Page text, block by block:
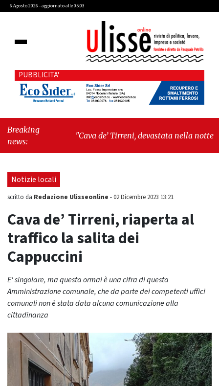
6 Agosto 2026 - aggiornato alle 05:03
PUBBLICITA'
Breaking
news:
"Cava de’ Tirreni, devastata nella notte la Villa
fragilità sociali e pressioni economiche"
Notizie locali
scritto da Redazione Ulisseonline -02 Dicembre 2023 13:21
Cava de’ Tirreni, riaperta al
traffico la salita dei
Cappuccini
E' singolare, ma questa ormai è una cifra di questa
Amministrazione comunale, che da parte dei competenti uffici
comunali non è stata data alcuna comunicazione alla
cittadinanza